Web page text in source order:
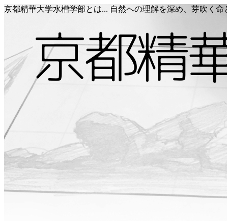
京都精華大学水槽学部とは... 自然への理解を深め、芽吹く